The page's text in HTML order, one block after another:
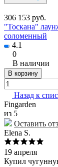
306 153 руб.
"Тоскана"
соломенный
4.1
0
В наличии
В корзину
Назад к
Fingarden
из 5
Оставить
Elena S.
19 апреля
Купил